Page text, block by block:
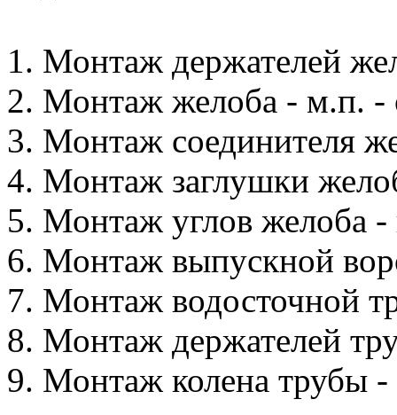
1. Монтаж держателей
2. Монтаж желоба - м.п. -
3. Монтаж соединителя
4. Монтаж заглушки
5. Монтаж углов желоба
6. Монтаж выпускной
7. Монтаж водосточной
8. Монтаж держателей
9. Монтаж колена трубы